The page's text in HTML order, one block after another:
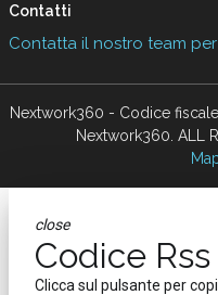
Contatti
Contatta il nostro team
Nextwork360 - Codice
Nextwork360. ALL
close
Codice Rss
Clicca sul pulsante per